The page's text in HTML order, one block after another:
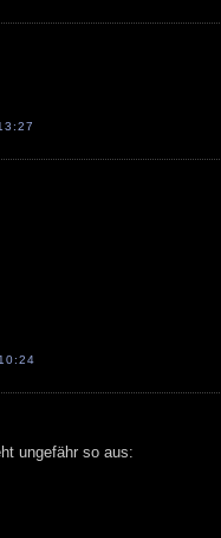
ungefähr so aus: